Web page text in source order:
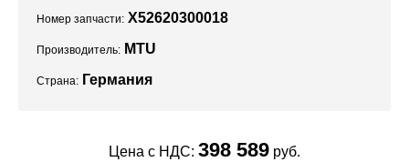
Номер запчасти: X52620300018
Производитель: MTU
Страна: Германия
Цена с НДС: 398 589 руб.